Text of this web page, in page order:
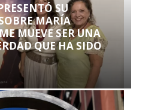
SU
MARÍA
MUEVE SER UNA
QUE HA SIDO